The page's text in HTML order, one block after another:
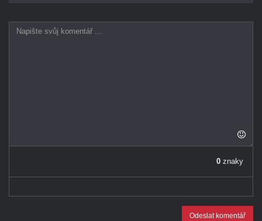
0 znaky
Odeslat komentář